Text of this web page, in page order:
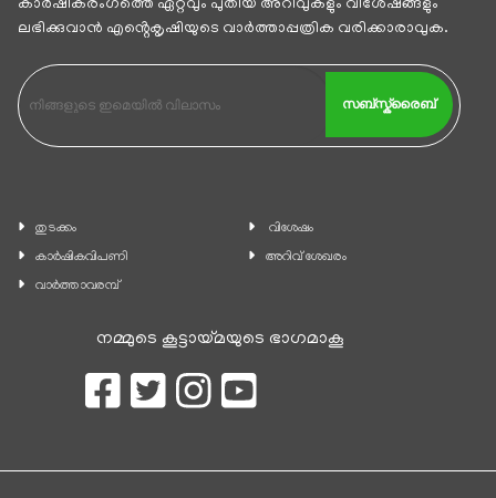
കാര്‍ഷികരംഗത്തെ ഏറ്റവും പുതിയ അറിവുകളും വിശേഷങ്ങളും
ലഭിക്കുവാന്‍ എൻ്റെകൃഷിയുടെ വാര്‍ത്താപ്പത്രിക വരിക്കാരാവുക.
സബ്സ്ക്രൈബ്
തുടക്കം
കാ‍ർഷികവിപണി
വാര്‍ത്താവരമ്പ്
വിശേഷം
അറിവ് ശേഖരം
നമ്മുടെ കൂട്ടായ്മയുടെ ഭാഗമാകൂ